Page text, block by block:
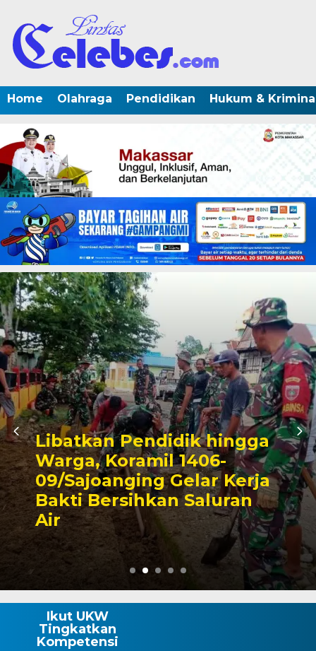
Home Olahraga Pendidikan Hukum &
Triwulan II 2026,
Pendapatan Makassar
Capai 49 Persen,
Rp130 Miliar
Ikut UKW
Tingkatkan
Kompetensi